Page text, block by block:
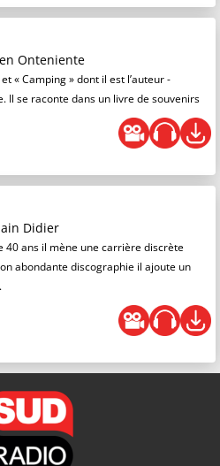
Onteniente
« Camping » dont il est l’auteur -
Il se raconte dans un livre de souvenirs
Didier
40 ans il mène une carrière discrète
abondante discographie il ajoute un